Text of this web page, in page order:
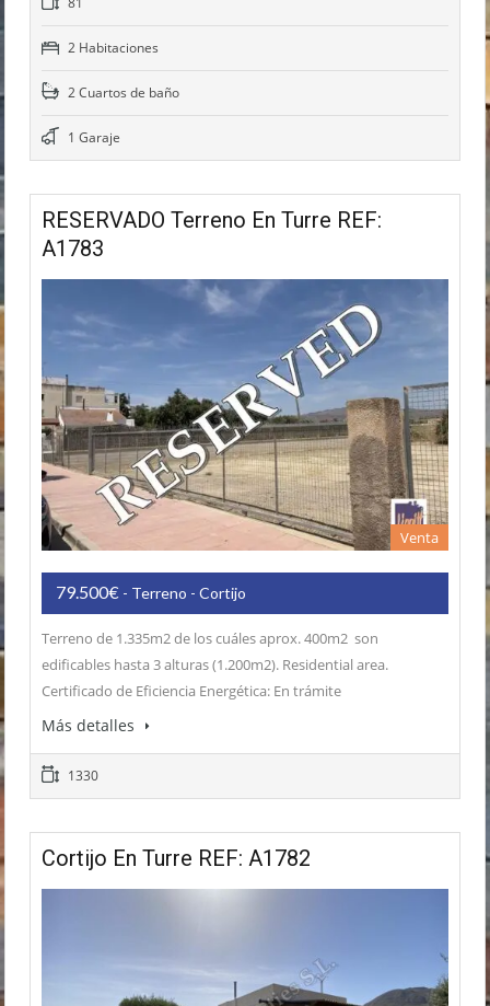
2 Habitaciones
2 Cuartos de baño
1 Garaje
RESERVADO Terreno En Turre REF:
A1783
Venta
79.500€ - Terreno - Cortijo
Terreno de 1.335m2 de los cuáles aprox. 400m2 son
edificables hasta 3 alturas (1.200m2). Residential area.
Certificado de Eficiencia Energética: En trámite
Más detalles
1330
Cortijo En Turre REF: A1782